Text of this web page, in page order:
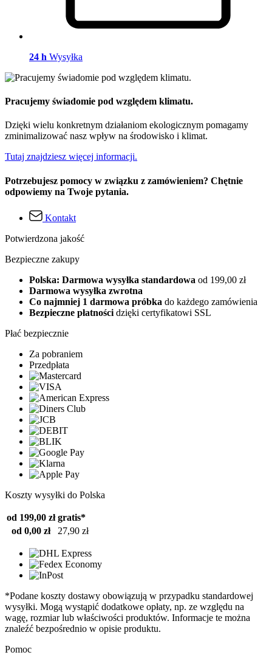
24 h Wysyłka
Pracujemy świadomie pod względem klimatu.
Dzięki wielu konkretnym działaniom ekologicznym pomagamy
zminimalizować nasz wpływ na środowisko i klimat.
Tutaj znajdziesz więcej informacji.
Potrzebujesz pomocy w związku z zamówieniem? Chętnie
odpowiemy na Twoje pytania.
Kontakt
Potwierdzona jakość
Bezpieczne zakupy
Polska: Darmowa wysyłka standardowa od 199,00 zł
Darmowa wysyłka zwrotna
Co najmniej 1 darmowa próbka do każdego zamówienia
Bezpieczne płatności dzięki certyfikatowi SSL
Płać bezpiecznie
Za pobraniem
Przedpłata
Koszty wysyłki do Polska
od 199,00 zł gratis*
od 0,00 zł
27,90 zł
*Podane koszty dostawy obowiązują w przypadku standardowej
wysyłki. Mogą wystąpić dodatkowe opłaty, np. ze względu na
wagę, rozmiar lub właściwości produktów. Informacje te można
znaleźć bezpośrednio w opisie produktu.
Pomoc